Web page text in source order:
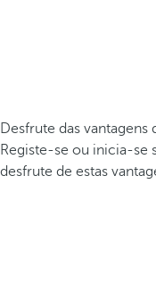
Desfrute das vantagens
Registe-se ou inicia-se
desfrute de estas